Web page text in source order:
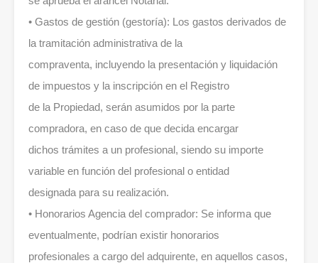
• Gastos de gestión (gestoría): Los gastos derivados de
la tramitación administrativa de la
compraventa, incluyendo la presentación y liquidación
de impuestos y la inscripción en el Registro
de la Propiedad, serán asumidos por la parte
compradora, en caso de que decida encargar
dichos trámites a un profesional, siendo su importe
variable en función del profesional o entidad
designada para su realización.
• Honorarios Agencia del comprador: Se informa que
eventualmente, podrían existir honorarios
profesionales a cargo del adquirente, en aquellos casos,